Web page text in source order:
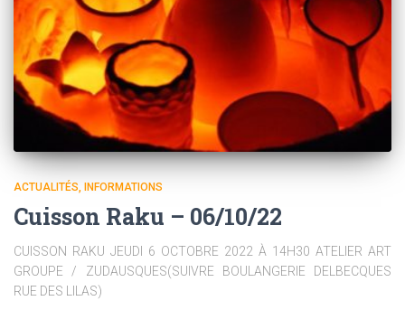
ACTUALITÉS INFORMATIONS
Cuisson Raku – 06/10/22
CUISSON RAKU JEUDI 6 OCTOBRE 2022 À 14H30 ATELIER ART
GROUPE / ZUDAUSQUES(SUIVRE BOULANGERIE DELBECQUES
RUE DES LILAS)